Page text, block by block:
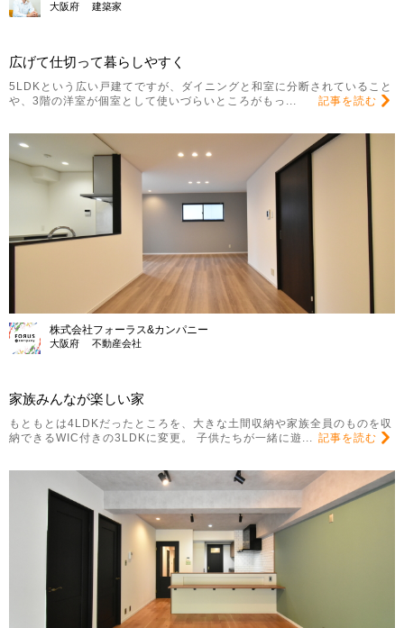
大阪府 建築家
広げて仕切って暮らしやすく
5LDKという広い戸建てですが、ダイニングと和室に分断されていること
や、3階の洋室が個室として使いづらいところがもっ...
記事を読む
株式会社フォーラス&カンパニー
大阪府 不動産会社
家族みんなが楽しい家
もともとは4LDKだったところを、大きな土間収納や家族全員のものを収
納できるWIC付きの3LDKに変更。 子供たちが一緒に遊... 記事を読む